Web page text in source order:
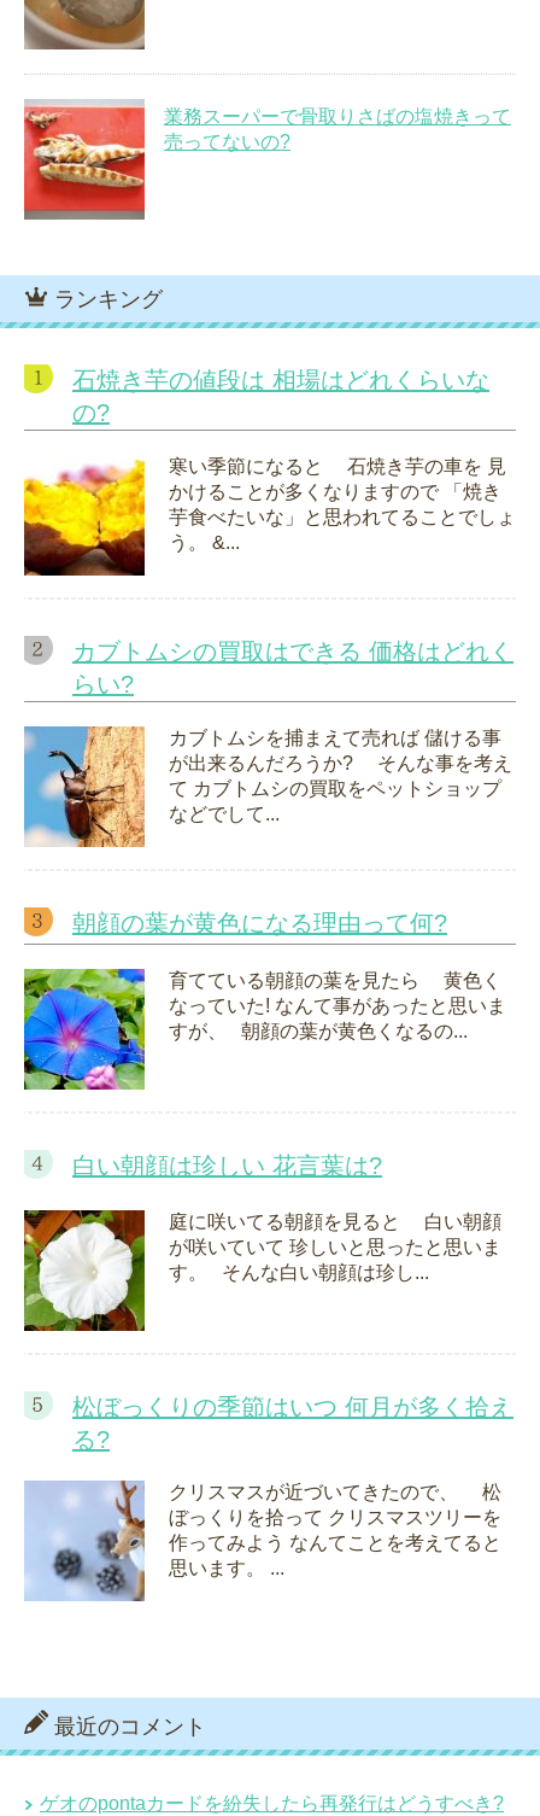
業務スーパーで骨取りさばの塩焼きって
売ってないの?
ランキング
石焼き芋の値段は 相場はどれくらいな
の?
寒い季節になると 石焼き芋の車を 見
かけることが多くなりますので 「焼き
芋食べたいな」と思われてることでしょ
う。 &...
カブトムシの買取はできる 価格はどれく
らい?
カブトムシを捕まえて売れば 儲ける事
が出来るんだろうか? そんな事を考え
て カブトムシの買取をペットショップ
などでして...
朝顔の葉が黄色になる理由って何?
育てている朝顔の葉を見たら 黄色く
なっていた! なんて事があったと思いま
すが、 朝顔の葉が黄色くなるの...
白い朝顔は珍しい 花言葉は?
庭に咲いてる朝顔を見ると 白い朝顔
が咲いていて 珍しいと思ったと思いま
す。 そんな白い朝顔は珍し...
松ぼっくりの季節はいつ 何月が多く拾え
る?
クリスマスが近づいてきたので、 松
ぼっくりを拾って クリスマスツリーを
作ってみよう なんてことを考えてると
思います。 ...
最近のコメント
ゲオのpontaカードを紛失したら再発行はどうすべき?